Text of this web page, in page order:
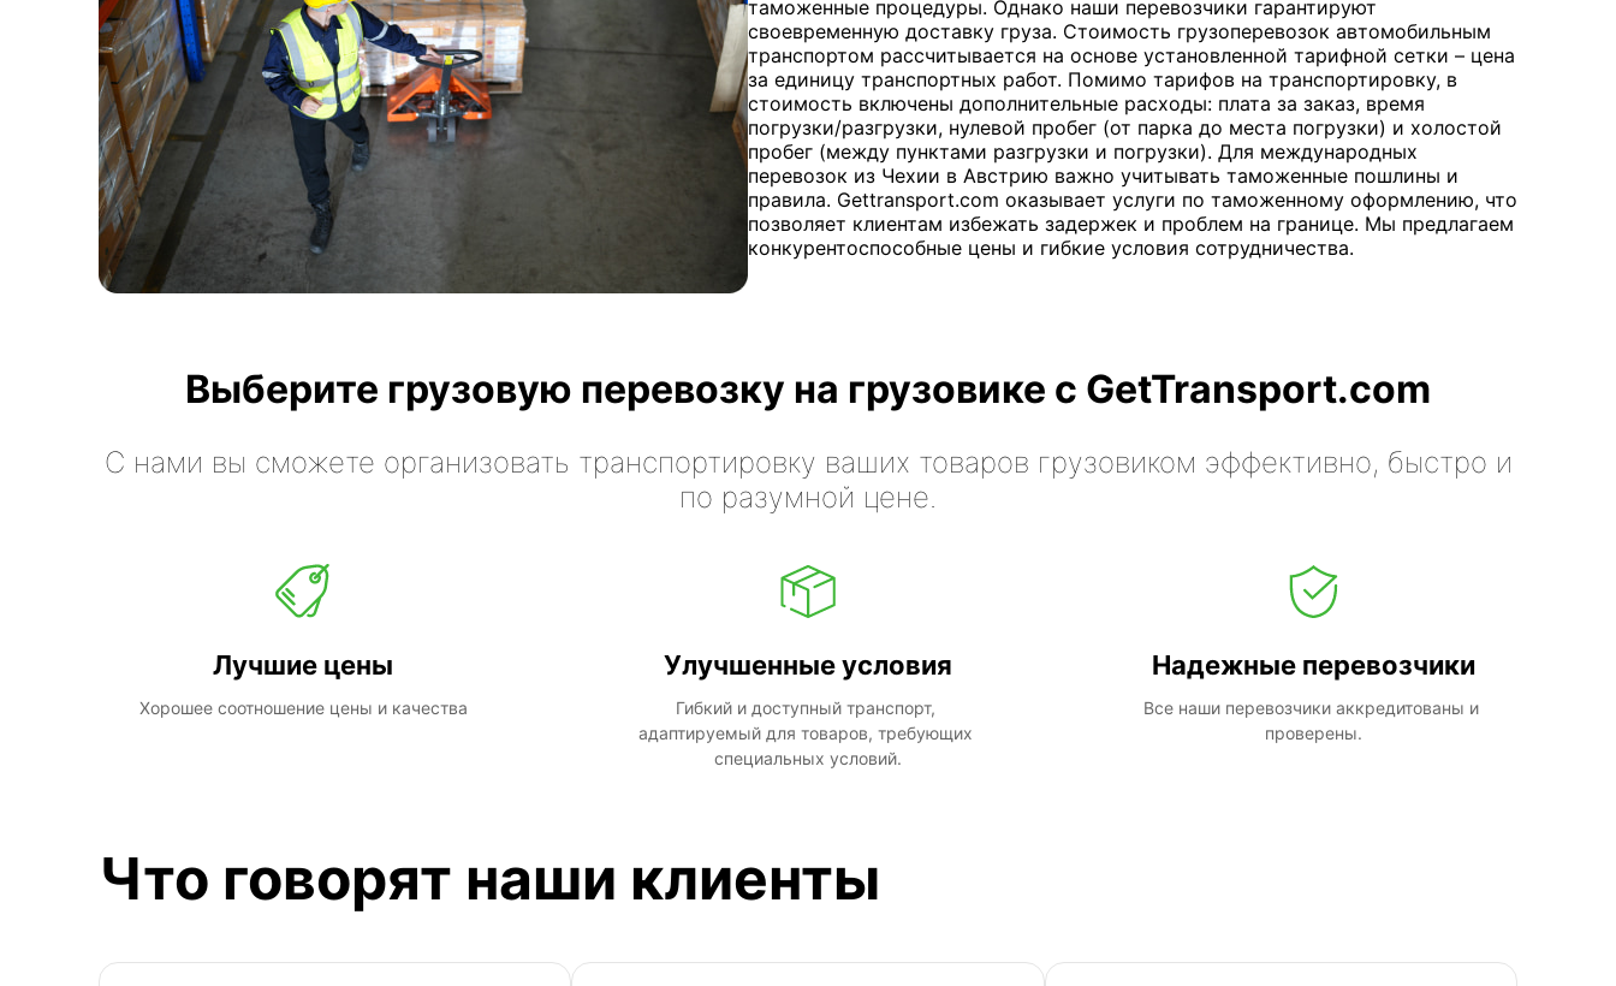
таможенные процедуры. Однако наши перевозчики гарантируют
своевременную доставку груза. Стоимость грузоперевозок автомобильным
транспортом рассчитывается на основе установленной тарифной сетки – цена
за единицу транспортных работ. Помимо тарифов на транспортировку, в
стоимость включены дополнительные расходы: плата за заказ, время
погрузки/разгрузки, нулевой пробег (от парка до места погрузки) и холостой
пробег (между пунктами разгрузки и погрузки). Для международных
перевозок из Чехии в Австрию важно учитывать таможенные пошлины и
правила. Gettransport.com оказывает услуги по таможенному оформлению, что
позволяет клиентам избежать задержек и проблем на границе. Мы предлагаем
конкурентоспособные цены и гибкие условия сотрудничества.
Выберите грузовую перевозку на грузовике с GetTransport.com
С нами вы сможете организовать транспортировку ваших товаров грузовиком эффективно, быстро и
по разумной цене.
Лучшие цены
Хорошее соотношение цены и качества
Улучшенные условия
Гибкий и доступный транспорт,
адаптируемый для товаров, требующих
специальных условий.
Надежные перевозчики
Все наши перевозчики аккредитованы и
проверены.
Что говорят наши клиенты